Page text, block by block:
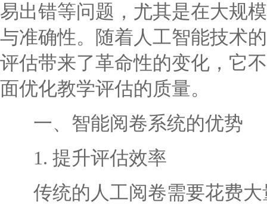
易出错等问题，尤其是在大规
与准确性。随着人工智能技术
评估带来了革命性的变化，它
面优化教学评估的质量。
一、智能阅卷系统的优势
1. 提升评估效率
传统的人工阅卷需要花费大